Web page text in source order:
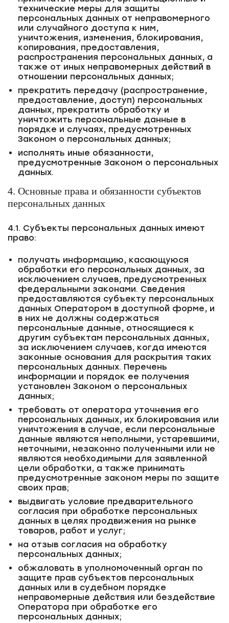
технические меры для защиты
персональных данных от неправомерного
или случайного доступа к ним,
уничтожения, изменения, блокирования,
копирования, предоставления,
распространения персональных данных, а
также от иных неправомерных действий в
отношении персональных данных;
прекратить передачу (распространение,
предоставление, доступ) персональных
данных, прекратить обработку и
уничтожить персональные данные в
порядке и случаях, предусмотренных
Законом о персональных данных;
исполнять иные обязанности,
предусмотренные Законом о персональных
данных.
4. Основные права и обязанности субъектов
персональных данных
4.1. Субъекты персональных данных имеют
право:
получать информацию, касающуюся
обработки его персональных данных, за
исключением случаев, предусмотренных
федеральными законами. Сведения
предоставляются субъекту персональных
данных Оператором в доступной форме, и
в них не должны содержаться
персональные данные, относящиеся к
другим субъектам персональных данных,
за исключением случаев, когда имеются
законные основания для раскрытия таких
персональных данных. Перечень
информации и порядок ее получения
установлен Законом о персональных
данных;
требовать от оператора уточнения его
персональных данных, их блокирования или
уничтожения в случае, если персональные
данные являются неполными, устаревшими,
неточными, незаконно полученными или не
являются необходимыми для заявленной
цели обработки, а также принимать
предусмотренные законом меры по защите
своих прав;
выдвигать условие предварительного
согласия при обработке персональных
данных в целях продвижения на рынке
товаров, работ и услуг;
на отзыв согласия на обработку
персональных данных;
обжаловать в уполномоченный орган по
защите прав субъектов персональных
данных или в судебном порядке
неправомерные действия или бездействие
Оператора при обработке его
персональных данных;